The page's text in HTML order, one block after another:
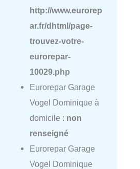
http://www.eurorep
ar.fr/dhtml/page-
trouvez-votre-
eurorepar-
10029.php
Eurorepar Garage
Vogel Dominique à
domicile : non
renseigné
Eurorepar Garage
Vogel Dominique